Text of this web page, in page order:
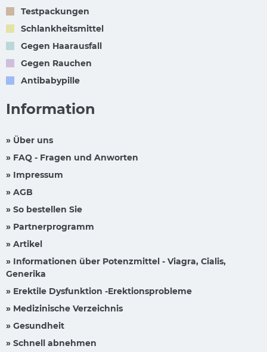
Testpackungen
Schlankheitsmittel
Gegen Haarausfall
Gegen Rauchen
Antibabypille
Information
» Über uns
» FAQ - Fragen und Anworten
» Impressum
» AGB
» So bestellen Sie
» Partnerprogramm
» Artikel
» Informationen über Potenzmittel - Viagra, Cialis,
Generika
» Erektile Dysfunktion -Erektionsprobleme
» Medizinische Verzeichnis
» Gesundheit
» Schnell abnehmen